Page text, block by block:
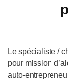
Le spécialiste /
pour mission
auto-